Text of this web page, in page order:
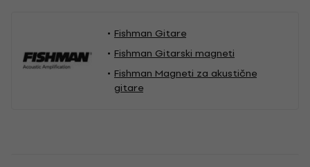
Fishman Gitare
Fishman Gitarski magneti
Fishman Magneti za akustične
gitare